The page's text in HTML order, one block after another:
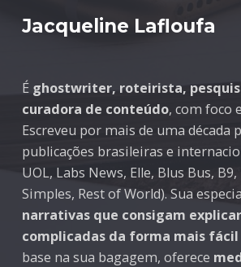
Jacqueline Lafloufa
É ghostwriter, roteirista,
curadora de conteúdo, com foco
Escreveu por mais de uma década
publicações brasileiras e
UOL, Labs News, Elle, Blus Bus,
Simples, Rest of World). Sua
narrativas que consigam
complicadas da forma mais fácil
base na sua bagagem, oferece